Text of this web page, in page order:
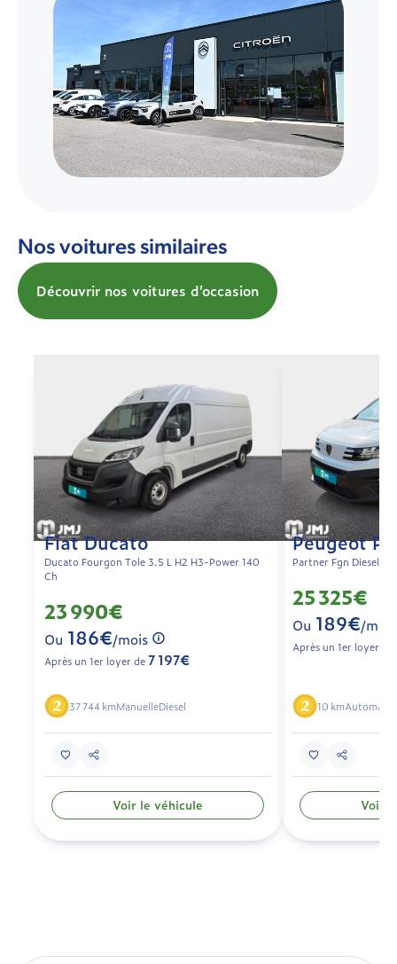
Nos voitures similaires
Découvrir nos voitures d’occasion
Fiat Ducato
Ducato Fourgon Tole 3.5 L H2 H3-Power 140
Ch
23 990€
Ou 186€/mois
Après un 1er loyer de7 197€
37 744 kmManuelleDiesel
Voir le véhicule
Peugeot
Partner Fgn Diesel
25 325€
Ou 189€/mois
Après un 1er loyer de
10 km
Voir